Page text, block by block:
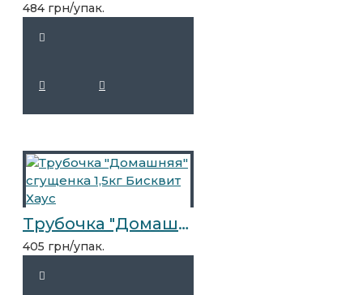
484 грн/упак.
Трубочка "Домашняя" сгущенка 1,5кг Бисквит Хаус
405 грн/упак.